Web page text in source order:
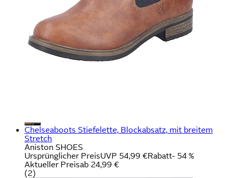
Chelseaboots Stiefelette, Blockabsatz, mit breitem
Stretch
Aniston SHOES
Ursprünglicher PreisUVP 54,99 €Rabatt- 54 %
Aktueller Preisab 24,99 €
(2)